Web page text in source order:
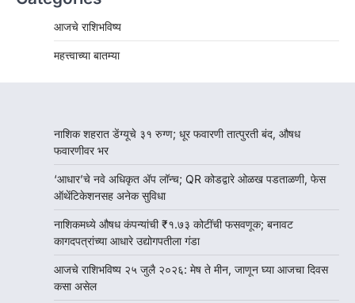
आजचे राशिभविष्य
महत्त्वाच्या बातम्या
नाशिक शहरात डेंग्यूचे ३१ रुग्ण; धूर फवारणी तात्पुरती बंद, औषध
फवारणीवर भर
‘आधार’चे नवे अधिकृत ॲप लॉन्च; QR कोडद्वारे ओळख पडताळणी, फेस
ऑथेंटिकेशनसह अनेक सुविधा
नाशिकमध्ये औषध कंपन्यांची ₹१.७३ कोटींची फसवणूक; बनावट
कागदपत्रांच्या आधारे उद्योगपतीला गंडा
आजचे राशिभविष्य २५ जुलै २०२६: मेष ते मीन, जाणून घ्या आजचा दिवस
कसा असेल